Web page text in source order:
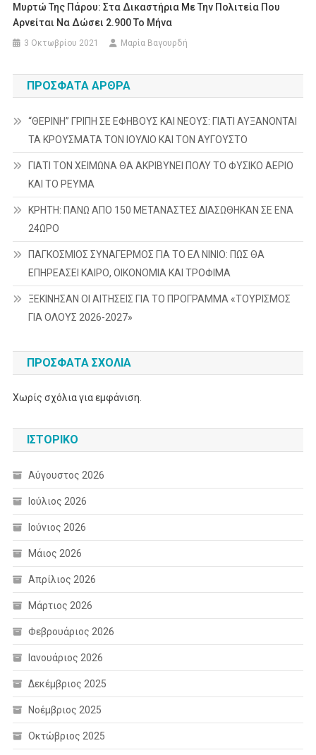
Μυρτώ Της Πάρου: Στα Δικαστήρια Με Την Πολιτεία Που
Αρνείται Να Δώσει 2.900 Το Μήνα
3 Οκτωβρίου 2021 Μαρία Βαγουρδή
ΠΡΌΣΦΑΤΑ ΆΡΘΡΑ
“ΘΕΡΙΝΗ” ΓΡΙΠΗ ΣΕ ΕΦΗΒΟΥΣ ΚΑΙ ΝΕΟΥΣ: ΓΙΑΤΙ ΑΥΞΑΝΟΝΤΑΙ
ΤΑ ΚΡΟΥΣΜΑΤΑ ΤΟΝ ΙΟΥΛΙΟ ΚΑΙ ΤΟΝ ΑΥΓΟΥΣΤΟ
ΓΙΑΤΙ ΤΟΝ ΧΕΙΜΩΝΑ ΘΑ ΑΚΡΙΒΥΝΕΙ ΠΟΛΥ ΤΟ ΦΥΣΙΚΟ ΑΕΡΙΟ
ΚΑΙ ΤΟ ΡΕΥΜΑ
ΚΡΗΤΗ: ΠΑΝΩ ΑΠΟ 150 ΜΕΤΑΝΑΣΤΕΣ ΔΙΑΣΩΘΗΚΑΝ ΣΕ ΕΝΑ
24ΩΡΟ
ΠΑΓΚΟΣΜΙΟΣ ΣΥΝΑΓΕΡΜΟΣ ΓΙΑ ΤΟ ΕΛ ΝΙΝΙΟ: ΠΩΣ ΘΑ
ΕΠΗΡΕΑΣΕΙ ΚΑΙΡΟ, ΟΙΚΟΝΟΜΙΑ ΚΑΙ ΤΡΟΦΙΜΑ
ΞΕΚΙΝΗΣΑΝ ΟΙ ΑΙΤΗΣΕΙΣ ΓΙΑ ΤΟ ΠΡΟΓΡΑΜΜΑ «ΤΟΥΡΙΣΜΟΣ
ΓΙΑ ΟΛΟΥΣ 2026-2027»
ΠΡΌΣΦΑΤΑ ΣΧΌΛΙΑ
Χωρίς σχόλια για εμφάνιση.
ΙΣΤΟΡΙΚΌ
Αύγουστος 2026
Ιούλιος 2026
Ιούνιος 2026
Μάιος 2026
Απρίλιος 2026
Μάρτιος 2026
Φεβρουάριος 2026
Ιανουάριος 2026
Δεκέμβριος 2025
Νοέμβριος 2025
Οκτώβριος 2025